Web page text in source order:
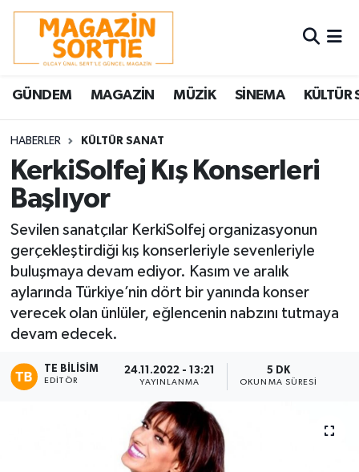
GÜNDEM MAGAZİN MÜZİK SİNEMA KÜLTÜR
HABERLER KÜLTÜR SANAT
KerkiSolfej Kış Konserleri
Başlıyor
Sevilen sanatçılar KerkiSolfej organizasyonun
gerçekleştirdiği kış konserleriyle sevenleriyle
buluşmaya devam ediyor. Kasım ve aralık
aylarında Türkiye’nin dört bir yanında konser
verecek olan ünlüler, eğlencenin nabzını tutmaya
devam edecek.
TE BILISIM
EDITÖR
24.11.2022 - 13:21
YAYINLANMA
5 DK
OKUNMA SÜRESI
Nöbetçi Eczaneler
Hava Durumu
Trafik Durumu
Süper Lig Puan Durumu ve Fikstür
Tüm Manşetler
Son Dakika Haberleri
Haber Arşivi